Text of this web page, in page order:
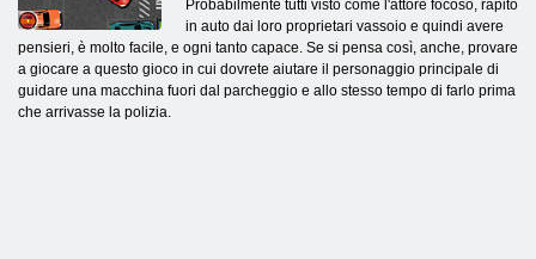
Probabilmente tutti visto come l'attore focoso, rapito
in auto dai loro proprietari vassoio e quindi avere
pensieri, è molto facile, e ogni tanto capace. Se si pensa così, anche, provare
a giocare a questo gioco in cui dovrete aiutare il personaggio principale di
guidare una macchina fuori dal parcheggio e allo stesso tempo di farlo prima
che arrivasse la polizia.